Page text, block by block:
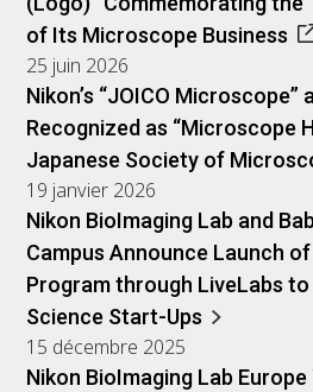
of Its Microscope Business
25 juin 2026
Nikon’s “JOICO Microscope”
Recognized as “Microscope
Japanese Society of
19 janvier 2026
Nikon BioImaging Lab and
Campus Announce Launch
Program through LiveLabs to
Science Start-Ups
15 décembre 2025
Nikon BioImaging Lab Europe